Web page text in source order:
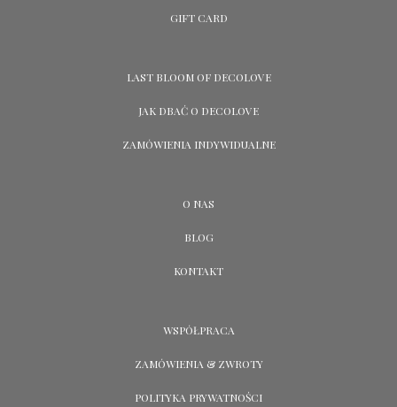
GIFT CARD
LAST BLOOM OF DECOLOVE
JAK DBAĆ O DECOLOVE
ZAMÓWIENIA INDYWIDUALNE
O NAS
BLOG
KONTAKT
WSPÓŁPRACA
ZAMÓWIENIA & ZWROTY
POLITYKA PRYWATNOŚCI